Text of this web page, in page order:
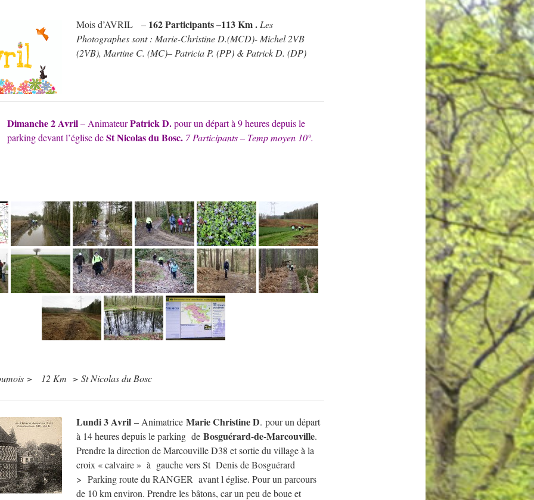
Mois d’AVRIL – 162 Participants –113 Km . Les
Photographes sont : Marie-Christine D.(MCD)- Michel 2VB
(2VB), Martine C. (MC)– Patricia P. (PP) & Patrick D. (DP)
Dimanche 2 Avril– AnimateurPatrick D.pour un départ à 9 heures depuis le
parking devant l’église deSt Nicolas du Bosc. 7 Participants – Temp moyen 10°.
> 12 Km > St Nicolas du Bosc
Lundi 3 Avril – Animatrice Marie Christine D. pour un départ
à 14 heures depuis le parking de Bosguérard-de-Marcouville.
Prendre la direction de Marcouville D38 et sortie du village à la
croix « calvaire » à gauche vers St Denis de Bosguérard
> Parking route du RANGER avant l église. Pour un parcours
de 10 km environ. Prendre les bâtons, car un peu de boue et